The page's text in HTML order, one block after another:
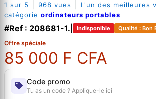
1 sur 5 968 vues
L'un des meilleures
catégorie ordinateurs portables
#Ref : 208681-1. Indisponible Qualité : Bon
Offre spéciale
85 000 F CFA
Code promo
Tu as un code ? Applique-le ici